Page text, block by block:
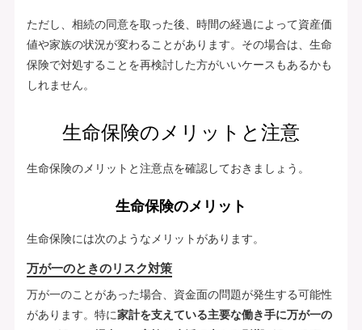
ただし、相続の同意を取った後、時間の経過によって資産価
値や家族の状況が変わることがあります。その場合は、生命
保険で対処することを再検討した方がいいケースもあるかも
しれません。
生命保険のメリットと注意
生命保険のメリットと注意点を確認しておきましょう。
生命保険のメリット
生命保険には次のようなメリットがあります。
万が一のときのリスク対策
万が一のことがあった場合、資金面の問題が発生する可能性
があります。特に家計を支えている主要な働き手に万が一の